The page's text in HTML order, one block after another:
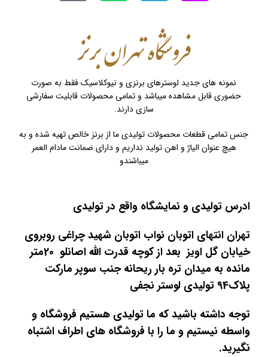
نمونه های جدید لوسترهای برنزی و نیوکلاسیک فقط به صورت
حضوری قابل مشاهده میباشد و تمامی محصولات قابلیت سفارشی
سازی دارند.
جنس تمامی قطعات محصولات تولیدی ما از برنز خالص تهیه شده و به
هیچ عنوان الیاژ و اهن تولید نداریم و دارای ضمانت مادام العمر
میباشندو
ادرس تولیدی و نمایشگاه واقع در تولیدی
تهران انتهای اتوبان نواب اتوبان شهید چراغی روبروی
خیابان گل اویز بعد از کوچه قدرت الله اصانلو 20متر
مانده به میدان تره بار ریحانه جنب سوپر مارکت
پلاک94 تولیدی لوستر نجفی
توجه داشته باشید که ما تولیدی هستیم فروشگاه و
واسطه نیستیم و ما را با فروشگاه های اطراف اشتباه
نگیرید.